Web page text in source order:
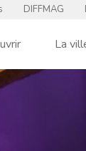
DIFFMAG
La